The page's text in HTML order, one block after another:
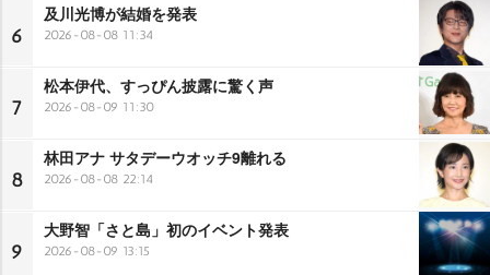
6
及川光博が結婚を発表
2026-08-08 11:34
7
松本伊代、すっぴん披露に驚く声
2026-08-09 11:30
8
林田アナ サタデーウオッチ9離れる
2026-08-08 22:14
9
大野智「さと島」初のイベント発表
2026-08-09 13:15